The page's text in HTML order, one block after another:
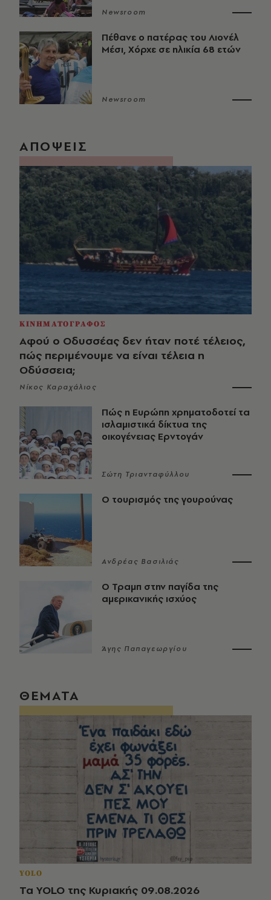
Newsroom
Πέθανε ο πατέρας του Λιονέλ
Μέσι, Χόρχε σε ηλικία 68 ετών
Newsroom
ΑΠΟΨΕΙΣ
ΚΙΝΗΜΑΤΟΓΡΑΦΟΣ
Αφού ο Οδυσσέας δεν ήταν ποτέ τέλειος,
πώς περιμένουμε να είναι τέλεια η
Οδύσσεια;
Νίκος Καραχάλιος
Πώς η Ευρώπη χρηματοδοτεί τα
ισλαμιστικά δίκτυα της
οικογένειας Ερντογάν
Σώτη Τριανταφύλλου
Ο τουρισμός της γουρούνας
Ανδρέας Βασιλιάς
Ο Τραμπ στην παγίδα της
αμερικανικής ισχύος
Άγης Παπαγεωργίου
ΘΕΜΑΤΑ
YOLO
Τα YOLO της Κυριακής 09.08.2026